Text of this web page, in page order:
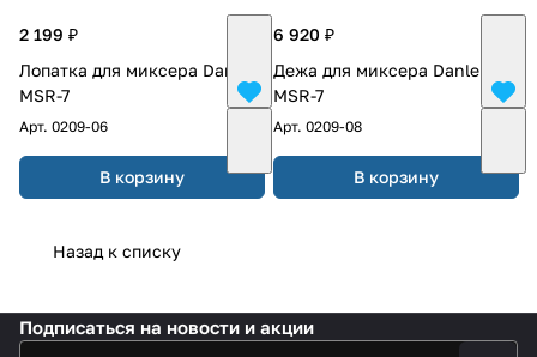
2 199 ₽
Лопатка для миксера Danler
MSR-7
Арт. 0209-06
В корзину
6 920 ₽
Дежа для миксера Danler
MSR-7
Арт. 0209-08
В корзину
Назад к списку
Подписаться на новости и акции